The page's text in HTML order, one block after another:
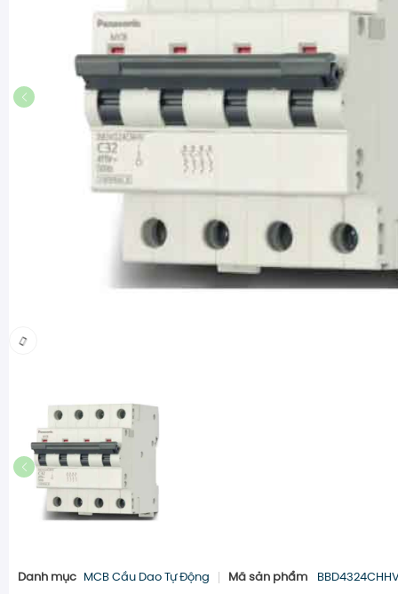
Danh mục MCB Cầu Dao Tự Động Mã sản phẩm